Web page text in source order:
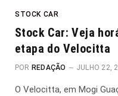
STOCK CAR
Stock Car: Veja
etapa do Velocitta
POR REDAÇÃO JULHO 22,
O Velocitta, em Mogi